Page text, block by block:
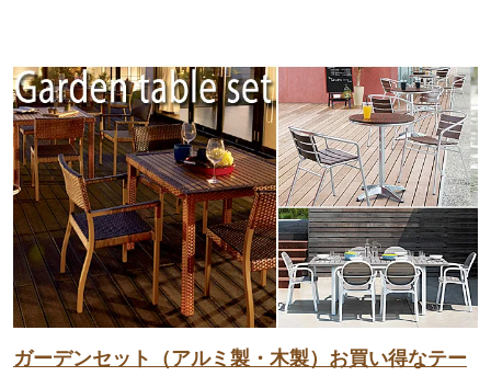
ガーデンセット（アルミ製・木製）お買い得なテー